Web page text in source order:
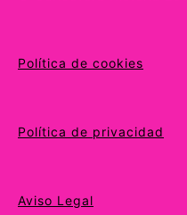
Política de cookies
Política de privacidad
Aviso Legal